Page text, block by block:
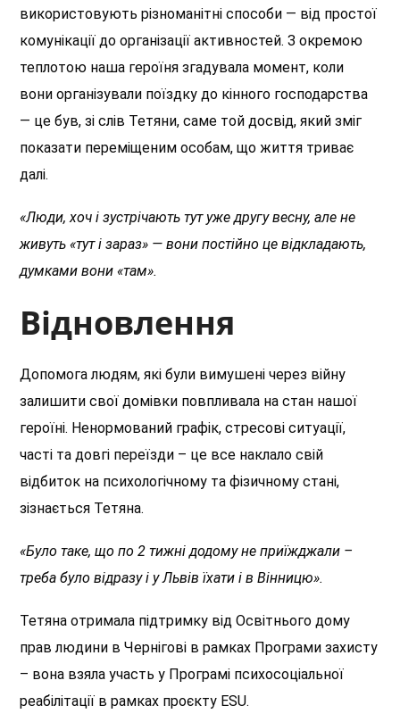
використовують різноманітні способи — від простої
комунікації до організації активностей. З окремою
теплотою наша героїня згадувала момент, коли
вони організували поїздку до кінного господарства
— це був, зі слів Тетяни, саме той досвід, який зміг
показати переміщеним особам, що життя триває
далі.
«Люди, хоч і зустрічають тут уже другу весну, але не
живуть «тут і зараз» — вони постійно це відкладають,
думками вони «там».
Відновлення
Допомога людям, які були вимушені через війну
залишити свої домівки повпливала на стан нашої
героїні. Ненормований графік, стресові ситуації,
часті та довгі переїзди – це все наклало свій
відбиток на психологічному та фізичному стані,
зізнається Тетяна.
«Було таке, що по 2 тижні додому не приїжджали –
треба було відразу і у Львів їхати і в Вінницю».
Тетяна отримала підтримку від Освітнього дому
прав людини в Чернігові в рамках Програми захисту
– вона взяла участь у Програмі психосоціальної
реабілітації в рамках проєкту ESU.